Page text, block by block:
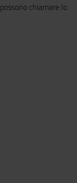
chiamare lo